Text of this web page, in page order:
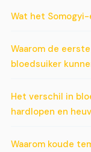
Wat het
Waarom de
bloedsuiker
Het verschil in
hardlopen en
Waarom koude